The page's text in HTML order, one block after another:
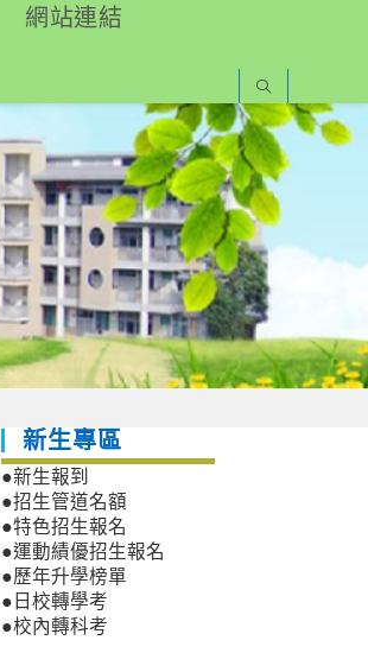
網站連結
新生專區
●新生報到
●招生管道名額
●特色招生報名
●運動績優招生報名
●歷年升學榜單
●日校轉學考
●校內轉科考